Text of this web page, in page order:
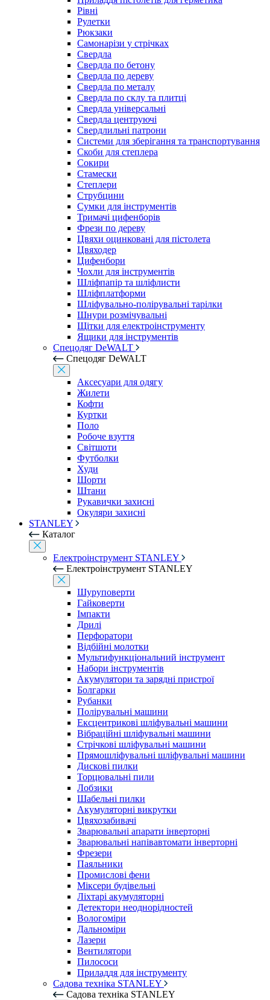
Рівні
Рулетки
Рюкзаки
Самонарізи у стрічках
Свердла
Свердла по бетону
Свердла по дереву
Свердла по металу
Свердла по склу та плитці
Свердла універсальні
Свердла центруючі
Свердлильні патрони
Системи для зберігання та транспортування
Скоби для степлера
Сокири
Стамески
Степлери
Струбцини
Сумки для інструментів
Тримачі цифенборів
Фрези по дереву
Цвяхи оцинковані для пістолета
Цвяходер
Цифенбори
Чохли для інструментів
Шліфпапір та шліфлисти
Шліфплатформи
Шліфувально-полірувальні тарілки
Шнури розмічувальні
Щітки для електроінструменту
Ящики для інструментів
Спецодяг DeWALT
Спецодяг DeWALT
Аксесуари для одягу
Жилети
Кофти
Куртки
Поло
Робоче взуття
Світшоти
Футболки
Худи
Шорти
Штани
Рукавички захисні
Окуляри захисні
STANLEY
Каталог
Електроінструмент STANLEY
Електроінструмент STANLEY
Шуруповерти
Гайковерти
Імпакти
Дрилі
Перфоратори
Відбійні молотки
Мультифункціональний інструмент
Набори інструментів
Акумулятори та зарядні пристрої
Болгарки
Рубанки
Полірувальні машини
Ексцентрикові шліфувальні машини
Вібраційні шліфувальні машини
Стрічкові шліфувальні машини
Прямошліфувальні шліфувальні машини
Дискові пилки
Торцювальні пили
Лобзики
Шабельні пилки
Акумуляторні викрутки
Цвяхозабивачі
Зварювальні апарати інверторні
Зварювальні напівавтомати інверторні
Фрезери
Паяльники
Промислові фени
Міксери будівельні
Ліхтарі акумуляторні
Детектори неоднорідностей
Вологоміри
Дальноміри
Лазери
Вентилятори
Пилососи
Приладдя для інструменту
Садова техніка STANLEY
Садова техніка STANLEY